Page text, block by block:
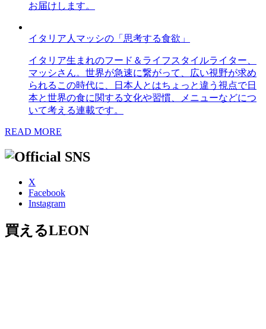
お届けします。
イタリア人マッシの「思考する食欲」
イタリア生まれのフード＆ライフスタイルライター、
マッシさん。世界が急速に繋がって、広い視野が求め
られるこの時代に、日本人とはちょっと違う視点で日
本と世界の食に関する文化や習慣、メニューなどにつ
いて考える連載です。
READ MORE
X
Facebook
Instagram
買えるLEON